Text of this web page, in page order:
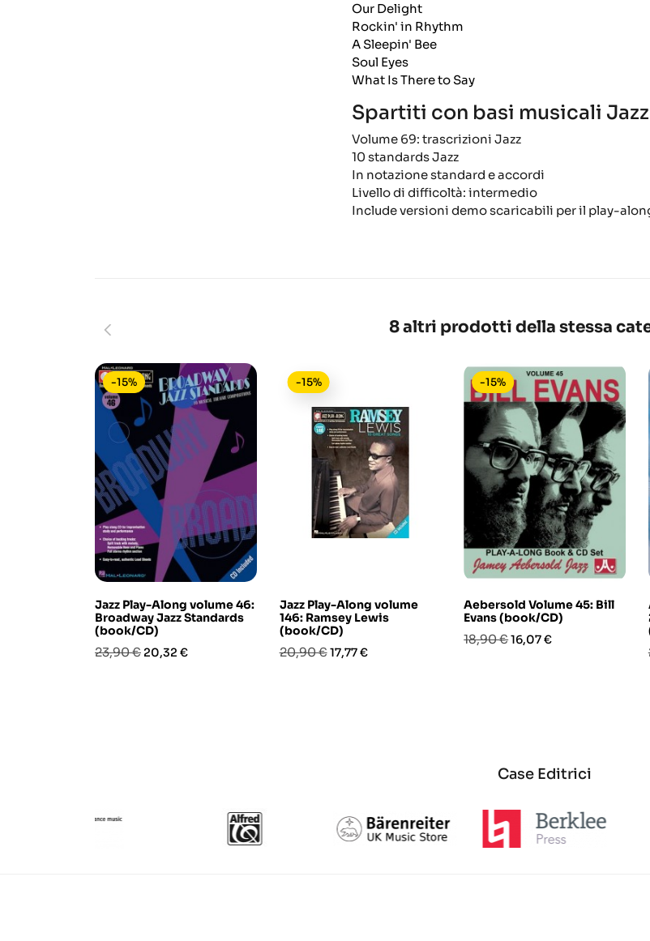
Our Delight
Rockin' in Rhythm
A Sleepin' Bee
Soul Eyes
What Is There to Say
Spartiti con basi musicali Jazz
Volume 69: trascrizioni Jazz
10 standards Jazz
In notazione standard e accordi
Livello di difficoltà: intermedio
Include versioni demo scaricabili per il play-
8 altri prodotti della stessa
Jazz Play-Along volume 46:
Broadway Jazz Standards
(book/CD)
Prezzo
23,90 € Prezzo
20,32 €
-15%
Jazz Play-Along volume
146: Ramsey Lewis
(book/CD)
Prezzo
20,90 €Prezzo
17,77 €
-15%
Aebersold Volume 45: Bill
Evans (book/CD)
Prezzo
18,90 €Prezzo
16,07 €
-15%
Case Editrici